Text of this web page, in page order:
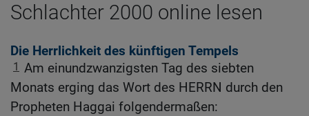
Schlachter 2000 online lesen
Die Herrlichkeit des künftigen Tempels
1 Am einundzwanzigsten Tag des siebten
Monats erging das Wort des HERRN durch den
Propheten Haggai folgendermaßen: